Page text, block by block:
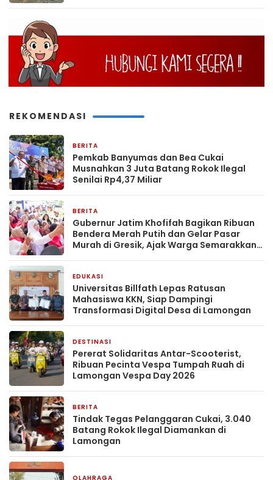
REKOMENDASI
BERITA
Pemkab Banyumas dan Bea Cukai
Musnahkan 3 Juta Batang Rokok Ilegal
Senilai Rp4,37 Miliar
BERITA
Gubernur Jatim Khofifah Bagikan Ribuan
Bendera Merah Putih dan Gelar Pasar
Murah di Gresik, Ajak Warga Semarakkan
EDUKASI
Universitas Billfath Lepas Ratusan
Mahasiswa KKN, Siap Dampingi
Transformasi Digital Desa di Lamongan
DESTINASI
Pererat Solidaritas Antar-Scooterist,
Ribuan Pecinta Vespa Tumpah Ruah di
Lamongan Vespa Day 2026
BERITA
Tindak Tegas Pelanggaran Cukai, 3.040
Batang Rokok Ilegal Diamankan di
Lamongan
OLAHRAGA